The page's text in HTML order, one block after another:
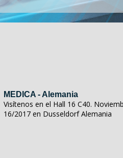
MEDICA - Alemania
Visítenos en el Hall 16 C40.
16/2017 en Dusseldorf Alemania